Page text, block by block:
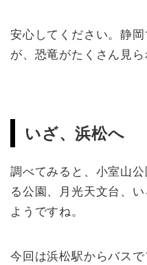
安心してください。静
が、恐竜がたくさん見ら
いざ、浜松へ
調べてみると、小室山
る公園、月光天文台、
ようですね。
今回は浜松駅からバス